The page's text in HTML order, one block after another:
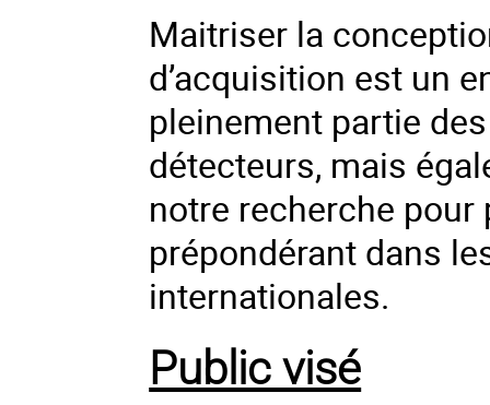
Maitriser la
d’acquisition est un
pleinement partie
détecteurs, mais
notre recherche
prépondérant dans
internationales.
Public visé